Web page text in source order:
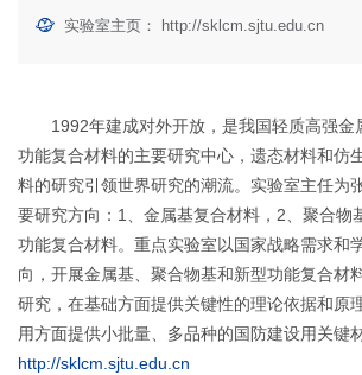
实验室主页： http://sklcm.sjtu.edu.cn
1992年建成对外开放，是我国轻质高强金
功能复合材料的主要研究中心，遗态材料和仿
料的研究引领世界研究的潮流。实验室主任为
要研究方向：1、金属基复合材料，2、聚合物
功能复合材料。重点实验室以国家战略需求和
向，开展金属基、聚合物基和新型功能复合材
研究，在基础方面提供关键性的理论依据和原
用方面提供小批量、多品种的国防建设用关键
http://sklcm.sjtu.edu.cn